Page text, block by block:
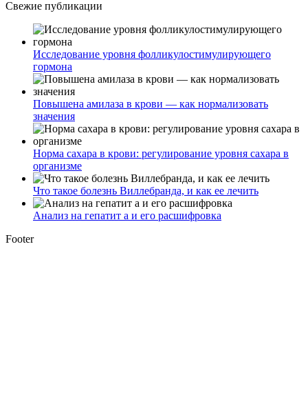
Свежие публикации
Исследование уровня фолликулостимулирующего
гормона
Повышена амилаза в крови — как нормализовать
значения
Норма сахара в крови: регулирование уровня сахара в
организме
Что такое болезнь Виллебранда, и как ее лечить
Анализ на гепатит а и его расшифровка
Footer